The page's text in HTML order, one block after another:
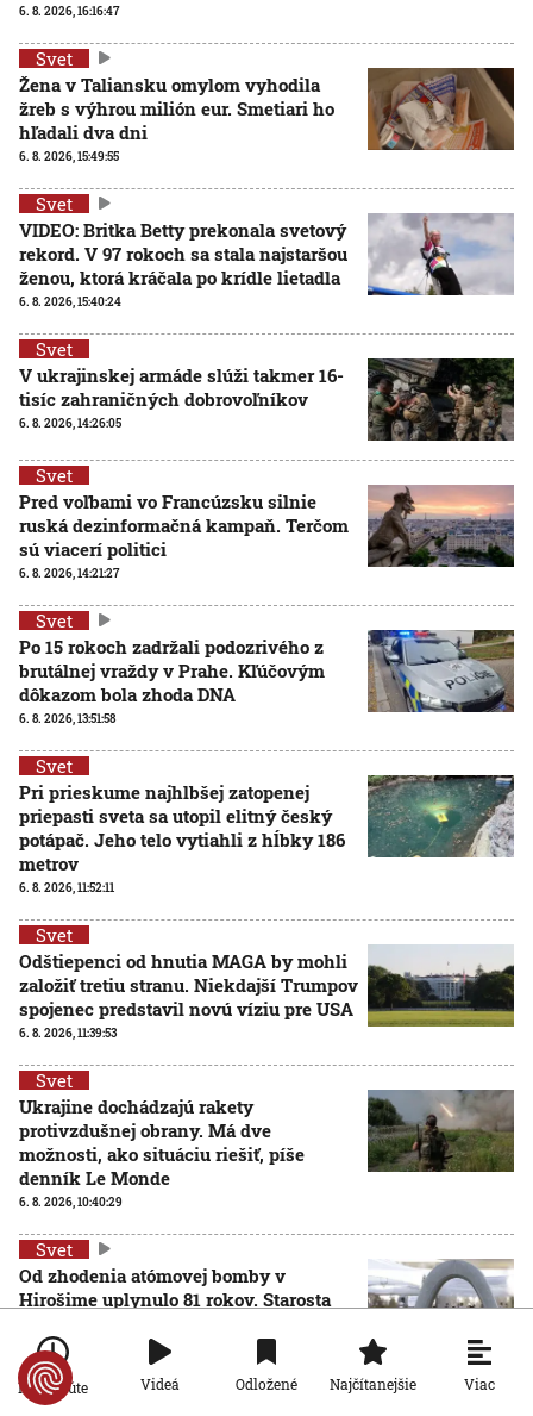
6. 8. 2026, 16:16:47
Svet
Žena v Taliansku omylom vyhodila
žreb s výhrou milión eur. Smetiari ho
hľadali dva dni
6. 8. 2026, 15:49:55
Svet
VIDEO: Britka Betty prekonala svetový
rekord. V 97 rokoch sa stala najstaršou
ženou, ktorá kráčala po krídle lietadla
6. 8. 2026, 15:40:24
Svet
V ukrajinskej armáde slúži takmer 16-
tisíc zahraničných dobrovoľníkov
6. 8. 2026, 14:26:05
Svet
Pred voľbami vo Francúzsku silnie
ruská dezinformačná kampaň. Terčom
sú viacerí politici
6. 8. 2026, 14:21:27
Svet
Po 15 rokoch zadržali podozrivého z
brutálnej vraždy v Prahe. Kľúčovým
dôkazom bola zhoda DNA
6. 8. 2026, 13:51:58
Svet
Pri prieskume najhlbšej zatopenej
priepasti sveta sa utopil elitný český
potápač. Jeho telo vytiahli z hĺbky 186
metrov
6. 8. 2026, 11:52:11
Svet
Odštiepenci od hnutia MAGA by mohli
založiť tretiu stranu. Niekdajší Trumpov
spojenec predstavil novú víziu pre USA
6. 8. 2026, 11:39:53
Svet
Ukrajine dochádzajú rakety
protivzdušnej obrany. Má dve
možnosti, ako situáciu riešiť, píše
denník Le Monde
6. 8. 2026, 10:40:29
Svet
Od zhodenia atómovej bomby v
Hirošime uplynulo 81 rokov. Starosta
neľudskosti jadrových zbraní
6. 8. 2026, 10:39:25
Po minúte Videá Odložené Najčítanejšie Viac